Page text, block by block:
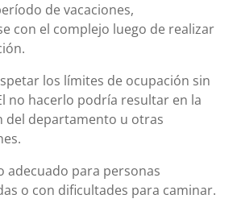
de vacaciones,
con el complejo luego de realizar
los límites de ocupación sin
no hacerlo podría resultar en la
del departamento u otras
adecuado para personas
o con dificultades para caminar.